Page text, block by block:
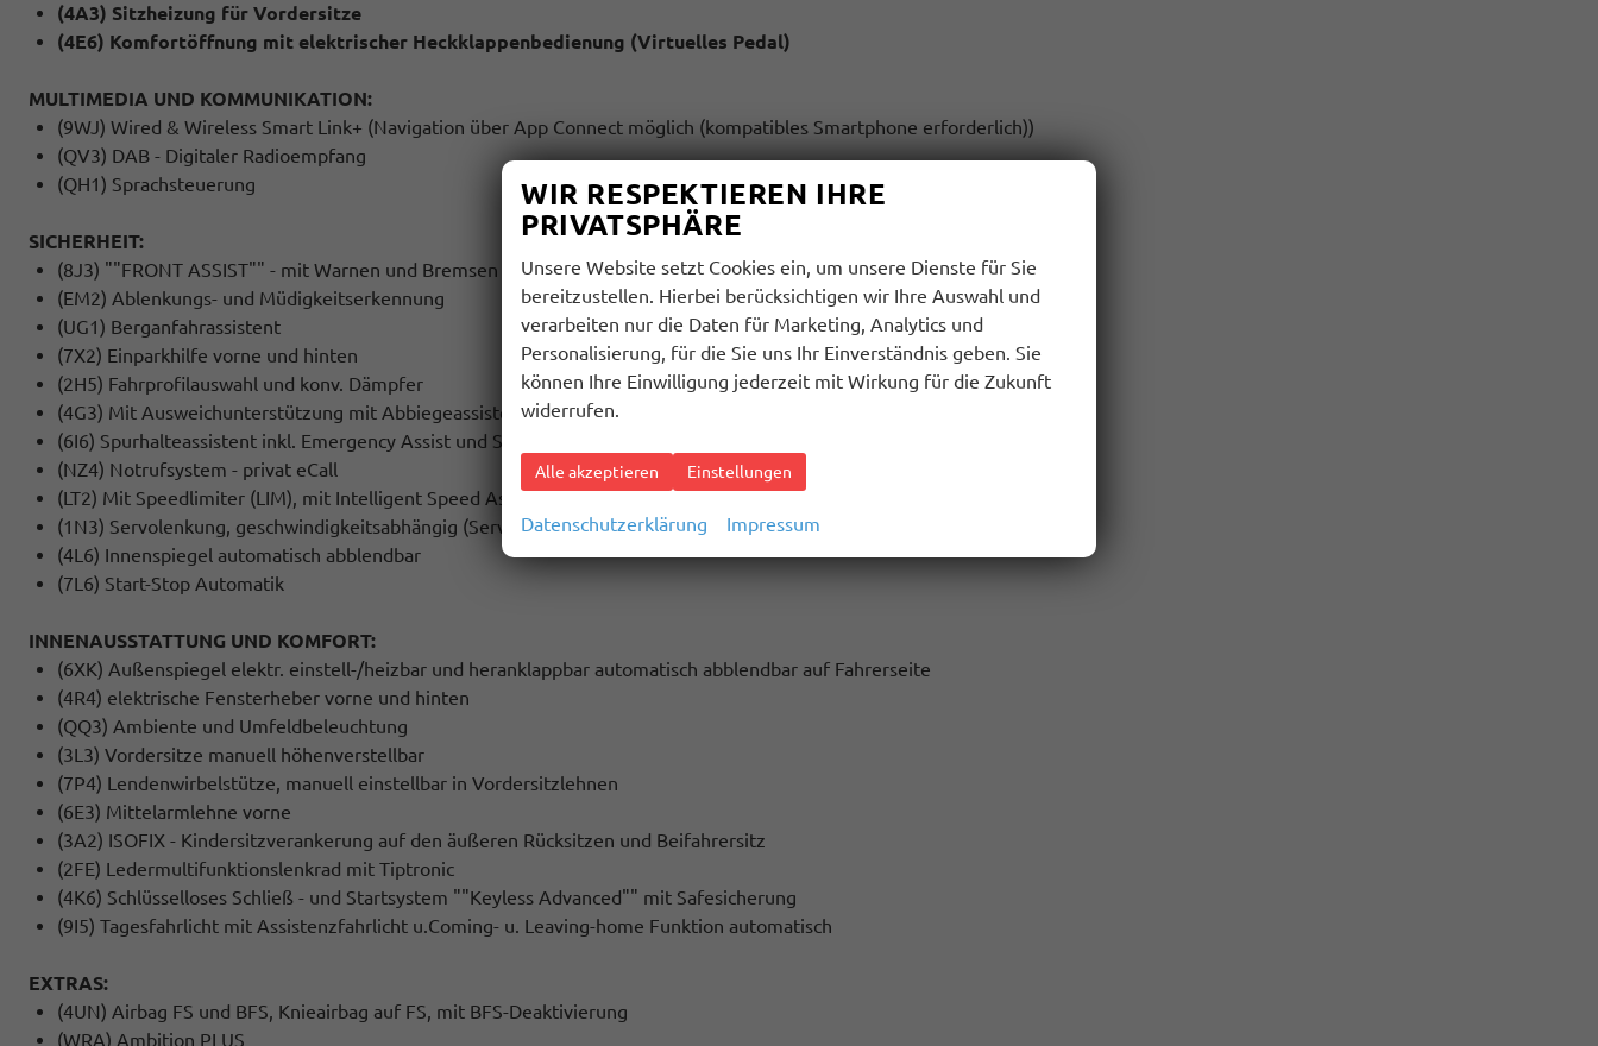
(4A3) Sitzheizung für Vordersitze
(4E6) Komfortöffnung mit elektrischer Heckklappenbedienung (Virtuelles Pedal)
MULTIMEDIA UND KOMMUNIKATION:
(9WJ) Wired & Wireless Smart Link+ (Navigation über App Connect möglich (kompatibles Smartphone erforderlich))
(QV3) DAB - Digitaler Radioempfang
(QH1) Sprachsteuerung
SICHERHEIT:
(8J3) ""FRONT ASSIST"" - mit Warnen und Bremsen auf Fahrzeuge, Fu~g{nger und Radfahrer
(EM2) Ablenkungs- und Müdigkeitserkennung
(UG1) Berganfahrassistent
(7X2) Einparkhilfe vorne und hinten
(2H5) Fahrprofilauswahl und konv. Dämpfer
(4G3) Mit Ausweichunterstützung mit Abbiegeassistent
(6I6) Spurhalteassistent inkl. Emergency Assist und Stauassistent
(NZ4) Notrufsystem - privat eCall
(LT2) Mit Speedlimiter (LIM), mit Intelligent Speed Assist (ISA)
(1N3) Servolenkung, geschwindigkeitsabhängig (Servotronic)
(4L6) Innenspiegel automatisch abblendbar
(7L6) Start-Stop Automatik
INNENAUSSTATTUNG UND KOMFORT:
(6XK) Außenspiegel elektr. einstell-/heizbar und heranklappbar automatisch abblendbar auf Fahrerseite
(4R4) elektrische Fensterheber vorne und hinten
(QQ3) Ambiente und Umfeldbeleuchtung
(3L3) Vordersitze manuell höhenverstellbar
(7P4) Lendenwirbelstütze, manuell einstellbar in Vordersitzlehnen
(6E3) Mittelarmlehne vorne
(3A2) ISOFIX - Kindersitzverankerung auf den äußeren Rücksitzen und Beifahrersitz
(2FE) Ledermultifunktionslenkrad mit Tiptronic
(4K6) Schlüsselloses Schließ - und Startsystem ""Keyless Advanced"" mit Safesicherung
(9I5) Tagesfahrlicht mit Assistenzfahrlicht u.Coming- u. Leaving-home Funktion automatisch
EXTRAS:
(4UN) Airbag FS und BFS, Knieairbag auf FS, mit BFS-Deaktivierung
(WRA) Ambition PLUS
WIR RESPEKTIEREN IHRE
PRIVATSPHÄRE
Unsere Website setzt Cookies ein, um unsere Dienste für Sie
bereitzustellen. Hierbei berücksichtigen wir Ihre Auswahl und
verarbeiten nur die Daten für Marketing, Analytics und
Personalisierung, für die Sie uns Ihr Einverständnis geben. Sie
können Ihre Einwilligung jederzeit mit Wirkung für die Zukunft
widerrufen.
Alle akzeptieren Einstellungen
Datenschutzerklärung Impressum